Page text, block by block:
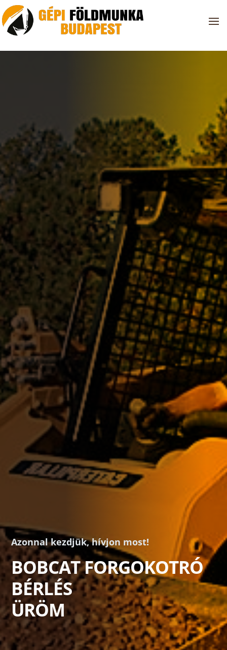
Azonnal kezdjük, hívjon most!
BOBCAT FORGOKOTRÓ
BÉRLÉS
ÜRÖM